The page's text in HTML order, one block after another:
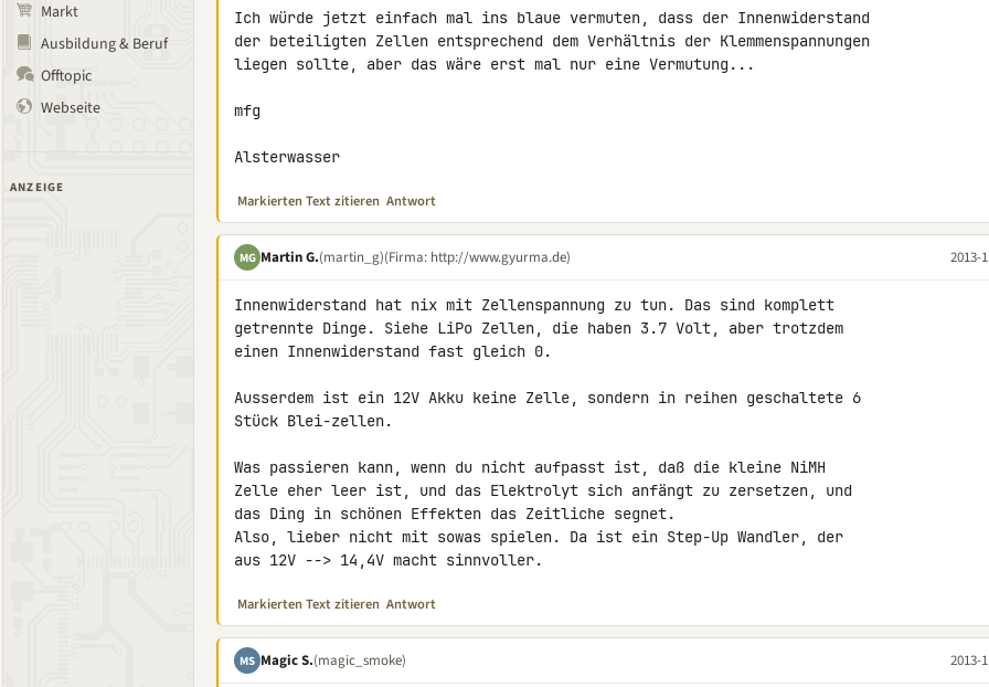
Markt
Ausbildung & Beruf
Offtopic
Webseite
ANZEIGE
Ich würde jetzt einfach mal ins blaue vermuten, dass der Innenwiderstand
der beteiligten Zellen entsprechend dem Verhältnis der Klemmenspannungen
liegen sollte, aber das wäre erst mal nur eine Vermutung...
mfg
Alsterwasser
Markierten Text zitieren Antwort
MG Martin G.(martin_g)(Firma: http://www.gyurma.de) 2013-
Innenwiderstand hat nix mit Zellenspannung zu tun. Das sind komplett
getrennte Dinge. Siehe LiPo Zellen, die haben 3.7 Volt, aber trotzdem
einen Innenwiderstand fast gleich 0.
Ausserdem ist ein 12V Akku keine Zelle, sondern in reihen geschaltete 6
Stück Blei-zellen.
Was passieren kann, wenn du nicht aufpasst ist, daß die kleine NiMH
Zelle eher leer ist, und das Elektrolyt sich anfängt zu zersetzen, und
das Ding in schönen Effekten das Zeitliche segnet.
Also, lieber nicht mit sowas spielen. Da ist ein Step-Up Wandler, der
aus 12V --> 14,4V macht sinnvoller.
Markierten Text zitieren Antwort
MS Magic S.(magic_smoke) 2013-